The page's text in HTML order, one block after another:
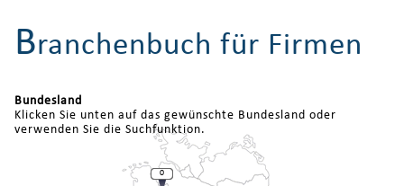
Branchenbuch für Firmen
Bundesland
Klicken Sie unten auf das gewünschte Bundesland oder
verwenden Sie die Suchfunktion.
0